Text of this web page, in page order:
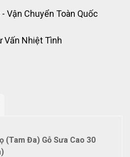
Vận Chuyển Toàn Quốc
Vấn Nhiệt Tình
(Tam Đa) Gỗ Sưa Cao 30